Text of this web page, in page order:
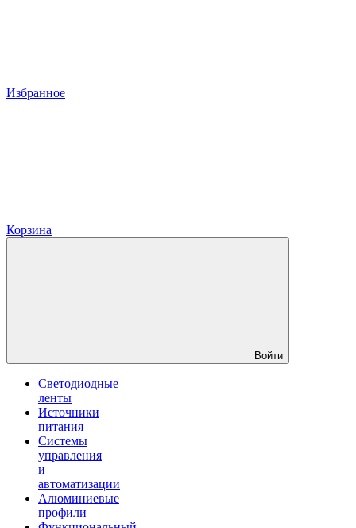
Избранное
Корзина
Войти
Светодиодные
ленты
Источники
питания
Системы
управления
и
автоматизации
Алюминиевые
профили